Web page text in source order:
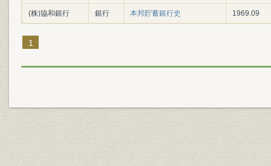
(株)協和銀行 銀行 本邦貯蓄銀行史 1969.09
1